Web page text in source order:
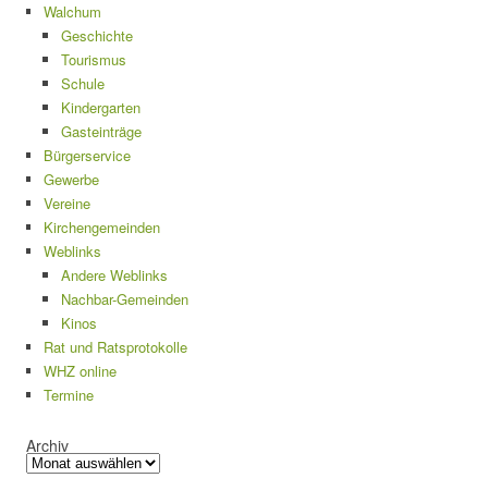
Walchum
Geschichte
Tourismus
Schule
Kindergarten
Gasteinträge
Bürgerservice
Gewerbe
Vereine
Kirchengemeinden
Weblinks
Andere Weblinks
Nachbar-Gemeinden
Kinos
Rat und Ratsprotokolle
WHZ online
Termine
Archiv